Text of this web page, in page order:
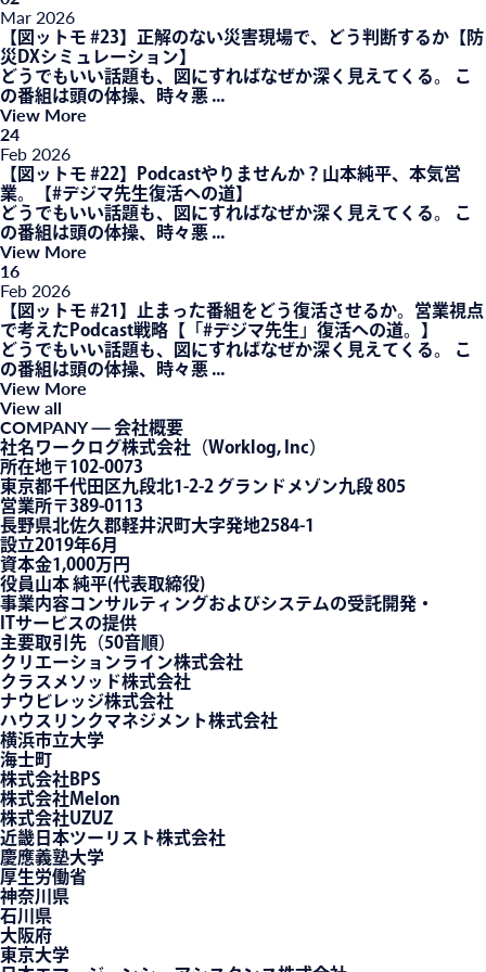
Mar2026
【図ットモ #23】正解のない災害現場で、どう判断するか【防
災DXシミュレーション】
どうでもいい話題も、図にすればなぜか深く見えてくる。 こ
の番組は頭の体操、時々悪 ...
View More
24
Feb2026
【図ットモ #22】Podcastやりませんか？山本純平、本気営
業。【#デジマ先生復活への道】
どうでもいい話題も、図にすればなぜか深く見えてくる。 こ
の番組は頭の体操、時々悪 ...
View More
16
Feb2026
【図ットモ #21】止まった番組をどう復活させるか。営業視点
で考えたPodcast戦略【「#デジマ先生」復活への道。】
どうでもいい話題も、図にすればなぜか深く見えてくる。 こ
の番組は頭の体操、時々悪 ...
View More
View all
COMPANY— 会社概要
社名ワークログ株式会社（Worklog, Inc）
所在地〒102-0073
東京都千代田区九段北1-2-2 グランドメゾン九段 805
営業所〒389-0113
長野県北佐久郡軽井沢町大字発地2584-1
設立2019年6月
資本金1,000万円
役員山本 純平(代表取締役)
事業内容コンサルティングおよびシステムの受託開発・
ITサービスの提供
主要取引先（50音順）
クリエーションライン株式会社
クラスメソッド株式会社
ナウビレッジ株式会社
ハウスリンクマネジメント株式会社
横浜市立大学
海士町
株式会社BPS
株式会社Melon
株式会社UZUZ
近畿日本ツーリスト株式会社
慶應義塾大学
厚生労働省
神奈川県
石川県
大阪府
東京大学